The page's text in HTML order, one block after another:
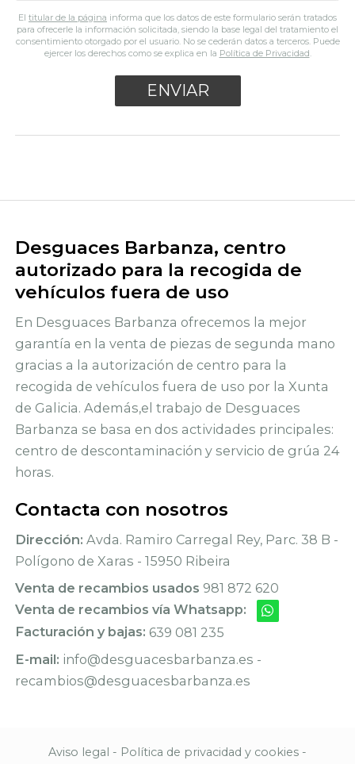
El titular de la página informa que los datos de este formulario serán tratados
para ofrecerle la información solicitada, siendo la base legal del tratamiento el
consentimiento otorgado por el usuario. No se cederán datos a terceros. Puede
ejercer los derechos como se explica en la Política de Privacidad.
Desguaces Barbanza, centro
autorizado para la recogida de
vehículos fuera de uso
En Desguaces Barbanza ofrecemos la mejor
garantía en la venta de piezas de segunda mano
gracias a la autorización de centro para la
recogida de vehículos fuera de uso por la Xunta
de Galicia. Además,el trabajo de Desguaces
Barbanza se basa en dos actividades principales:
centro de descontaminación y servicio de grúa 24
horas.
Contacta con nosotros
Dirección: Avda. Ramiro Carregal Rey, Parc. 38 B -
Polígono de Xaras - 15950 Ribeira
Venta de recambios usados 981 872 620
Venta de recambios vía Whatsapp:
Facturación y bajas: 639 081 235
E-mail: info@desguacesbarbanza.es -
recambios@desguacesbarbanza.es
Aviso legal - Política de privacidad y cookies -